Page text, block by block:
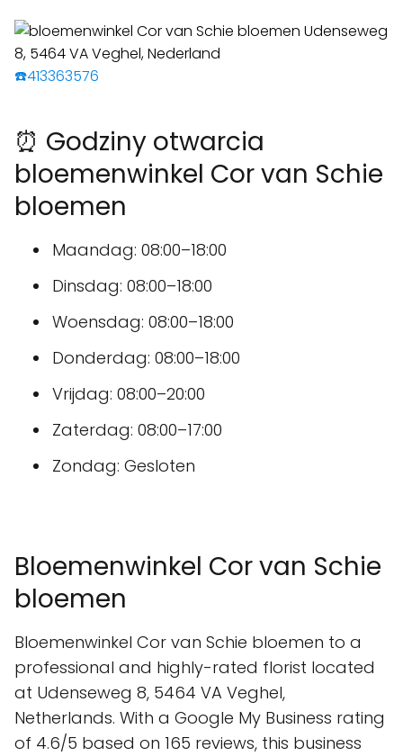
☎️413363576
⏰ Godziny otwarcia
bloemenwinkel Cor van Schie
bloemen
Maandag: 08:00–18:00
Dinsdag: 08:00–18:00
Woensdag: 08:00–18:00
Donderdag: 08:00–18:00
Vrijdag: 08:00–20:00
Zaterdag: 08:00–17:00
Zondag: Gesloten
Bloemenwinkel Cor van Schie
bloemen
Bloemenwinkel Cor van Schie bloemen to a
professional and highly-rated florist located
at Udenseweg 8, 5464 VA Veghel,
Netherlands. With a Google My Business rating
of 4.6/5 based on 165 reviews, this business